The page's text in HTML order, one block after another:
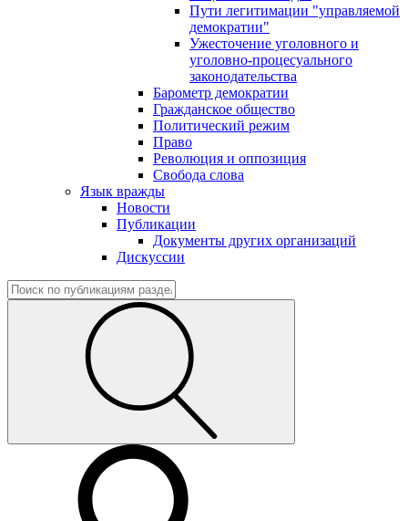
Пути легитимации "управляемой
демократии"
Ужесточение уголовного и
уголовно-процесуального
законодательства
Барометр демократии
Гражданское общество
Политический режим
Право
Революция и оппозиция
Свобода слова
Язык вражды
Новости
Публикации
Документы других организаций
Дискуссии